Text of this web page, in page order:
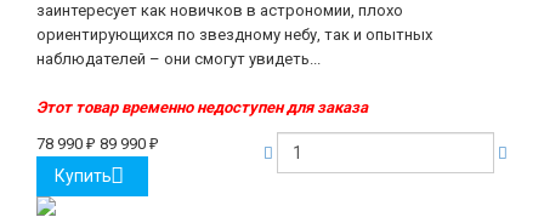
заинтересует как новичков в астрономии, плохо
ориентирующихся по звездному небу, так и опытных
наблюдателей – они смогут увидеть...
Этот товар временно недоступен для заказа
78 990 ₽ 89 990 ₽
Купить